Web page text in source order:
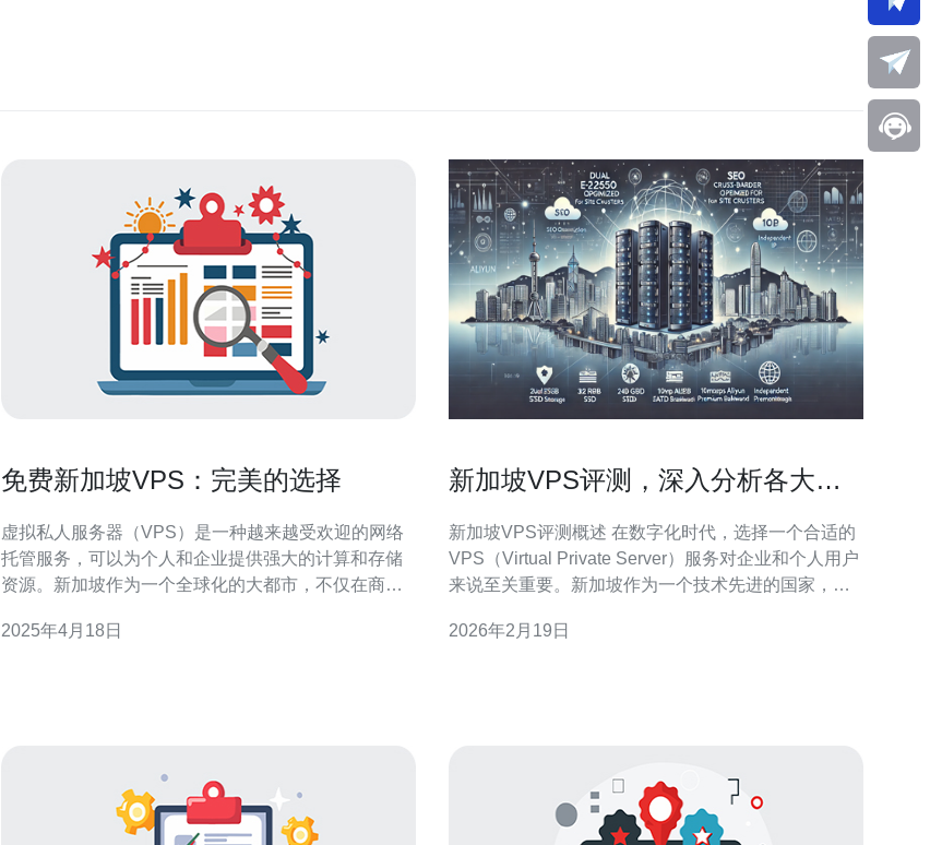
免费新加坡VPS：完美的选择
虚拟私人服务器（VPS）是一种越来越受欢迎的网络
托管服务，可以为个人和企业提供强大的计算和存储
资源。新加坡作为一个全球化的大都市，不仅在商业
于领先地位。本文将介绍免费提供的新加坡VPS，并
2025年4月18日
新加坡VPS评测，深入分析各大品
新加坡VPS评测概述 在数字化时代，选择一个合适的
VPS（Virtual Private Server）服务对企业和个人用户
来说至关重要。新加坡作为一个技术先进的国家，拥
上几大主流VPS品牌的性能进行深入分析，帮助您做
2026年2月19日